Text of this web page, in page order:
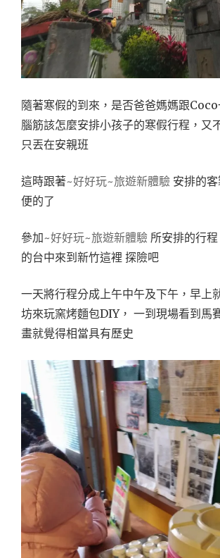
隨著寒假的到來，是否爸爸媽媽跟
腦筋該怎麼安排小孩子的寒假行程，又
只丟在安親班
這時跟著~好好玩~旅遊新體驗 安排的
便的了
參加~好好玩~旅遊新體驗 所安排的行
的台中來到新竹這裡 探險吧
一天將行程分成上午中午及下午，早上
坊來玩窯烤麵包DIY， 一到現場看到馬
畫就覺得相當具有歷史